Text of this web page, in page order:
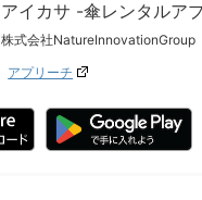
アイカサ -傘レンタルア
株式会社NatureInnovationGroup
アプリーチ